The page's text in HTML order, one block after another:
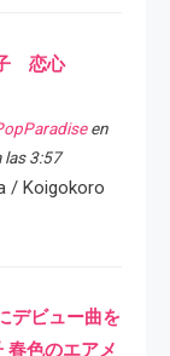
子 恋心
en
las 3:57
/ Koigokoro
デビュー曲を
春色のエアメ